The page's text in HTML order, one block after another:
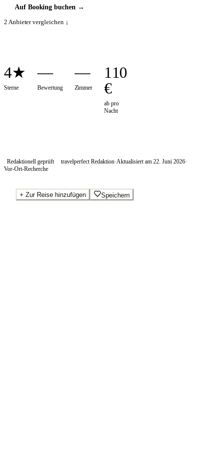
Auf Booking buchen→
2 Anbieter vergleichen ↓
4★
Sterne
—
Bewertung
—
Zimmer
110
€
ab pro
Nacht
Redaktionell geprüft travelperfect Redaktion·Aktualisiert am 22. Juni 2026·
Vor-Ort-Recherche
+ Zur Reise hinzufügen Speichern